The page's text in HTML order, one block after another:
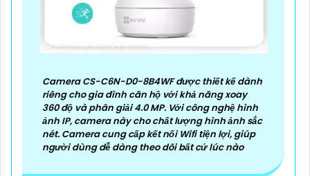
Camera CS-C6N-D0-8B4WF được thiết kế dành
riêng cho gia đình căn hộ với khả năng xoay
360 độ và phân giải 4.0 MP. Với công nghệ hình
ảnh IP, camera này cho chất lượng hình ảnh sắc
nét. Camera cung cấp kết nối Wifi tiện lợi, giúp
người dùng dễ dàng theo dõi bất cứ lúc nào